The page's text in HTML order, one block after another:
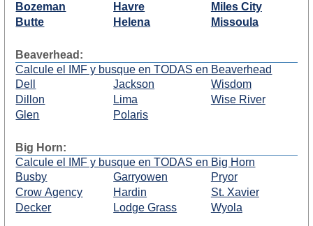
Bozeman
Butte
Havre
Helena
Miles City
Missoula
Beaverhead:
Calcule el IMF y busque en TODAS en Beaverhead
Dell
Dillon
Glen
Jackson
Lima
Polaris
Wisdom
Wise River
Big Horn:
Calcule el IMF y busque en TODAS en Big Horn
Busby
Crow Agency
Decker
Garryowen
Hardin
Lodge Grass
Pryor
St. Xavier
Wyola